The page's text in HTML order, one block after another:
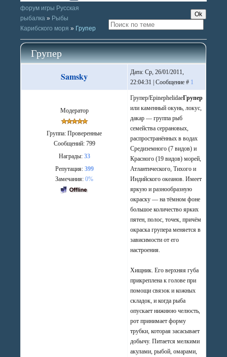
форум игры Русская
рыбалка » Рыбы
Карибского моря » Групер
Групер
Samsky
Дата: Ср, 26/01/2011,
22:04:31 | Сообщение # 1
Модератор
Группа: Проверенные
Сообщений: 799
Награды: 33
Репутация: 399
Замечания:0%
Групер/EpinephelidaeГрупер
или каменный окунь, локус,
дакар — группа рыб
семейства серрановых,
распространённых в водах
Средиземного (7 видов) и
Красного (19 видов) морей,
Атлантического, Тихого и
Индийского океанов. Имеет
яркую и разнообразную
окраску — на тёмном фоне
большое количество ярких
пятен, полос, точек, причём
окраска групера меняется в
зависимости от его
настроения.
Хищник. Его верхняя губа
прикреплена к голове при
помощи связок и кожных
складок, и когда рыба
опускает нижнюю челюсть,
рот принимает форму
трубки, которая засасывает
добычу. Питается мелкими
акулами, рыбой, омарами,